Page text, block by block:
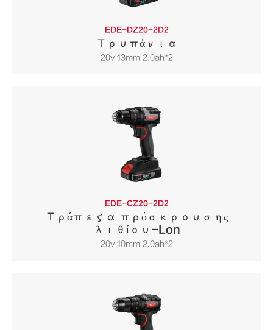
EDE-DZ20-2D2
Τρυπάνια
20v 13mm 2.0ah*2
EDE-CZ20-2D2
Τράπεζα πρόσκρουσης
λιθίου-Lon
20v 10mm 2.0ah*2